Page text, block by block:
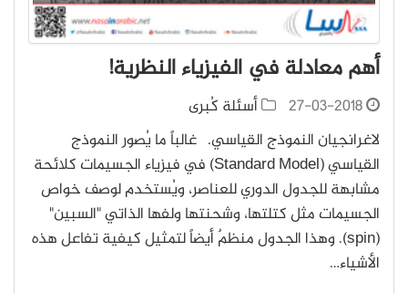
أهم معادلة في الفيزياء النظرية!
27-03-2018
أسئلة كُبرى
لاغرانجيان النموذج القياسي. غالباً ما يُصور النموذج
القياسي (Standard Model) في فيزياء الجسيمات كلائحة
مشابهة للجدول الدوري للعناصر، ويُستخدم لوصف خواص
الجسيمات مثل كتلتها، وشحنتها ولفها الذاتي "السبين"
(spin). وهذا الجدول منظمٌ أيضاً لتمثيل كيفية تفاعل هذه
الأشياء…